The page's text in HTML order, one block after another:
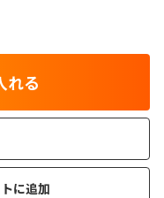
れる
に追加